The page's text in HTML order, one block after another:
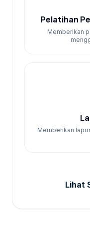
Pelatihan
Memberikan
Memberikan
Lihat